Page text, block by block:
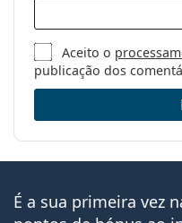
Aceito o
publicação dos
É a sua primeira vez